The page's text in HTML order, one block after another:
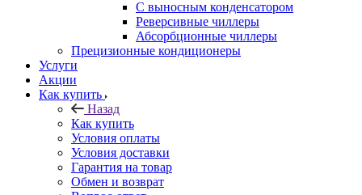
С выносным конденсатором
Реверсивные чиллеры
Абсорбционные чиллеры
Прецизионные кондиционеры
Услуги
Акции
Как купить
Назад
Как купить
Условия оплаты
Условия доставки
Гарантия на товар
Обмен и возврат